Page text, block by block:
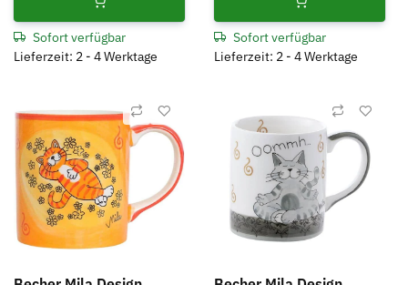
Sofort verfügbar
Lieferzeit: 2 - 4 Werktage
Sofort verfügbar
Lieferzeit: 2 - 4 Werktage